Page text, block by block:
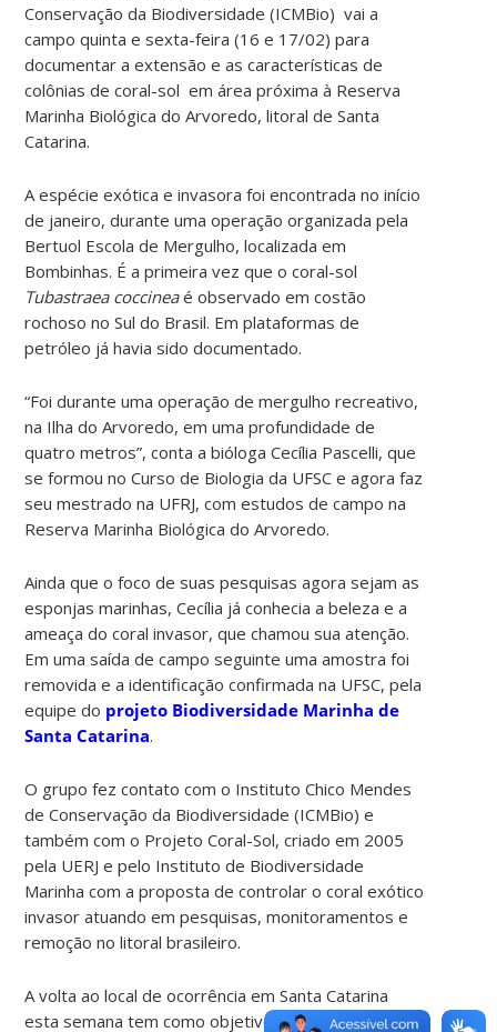
Conservação da Biodiversidade (ICMBio) vai a
campo quinta e sexta-feira (16 e 17/02) para
documentar a extensão e as características de
colônias de coral-sol em área próxima à Reserva
Marinha Biológica do Arvoredo, litoral de Santa
Catarina.
A espécie exótica e invasora foi encontrada no início
de janeiro, durante uma operação organizada pela
Bertuol Escola de Mergulho, localizada em
Bombinhas. É a primeira vez que o coral-sol
Tubastraea coccineaé observado em costão
rochoso no Sul do Brasil. Em plataformas de
petróleo já havia sido documentado.
“Foi durante uma operação de mergulho recreativo,
na Ilha do Arvoredo, em uma profundidade de
quatro metros”, conta a bióloga Cecília Pascelli, que
se formou no Curso de Biologia da UFSC e agora faz
seu mestrado na UFRJ, com estudos de campo na
Reserva Marinha Biológica do Arvoredo.
Ainda que o foco de suas pesquisas agora sejam as
esponjas marinhas, Cecília já conhecia a beleza e a
ameaça do coral invasor, que chamou sua atenção.
Em uma saída de campo seguinte uma amostra foi
removida e a identificação confirmada na UFSC, pela
equipe do projeto Biodiversidade Marinha de
Santa Catarina.
O grupo fez contato com o Instituto Chico Mendes
de Conservação da Biodiversidade (ICMBio) e
também com o Projeto Coral-Sol, criado em 2005
pela UERJ e pelo Instituto de Biodiversidade
Marinha com a proposta de controlar o coral exótico
invasor atuando em pesquisas, monitoramentos e
remoção no litoral brasileiro.
A volta ao local de ocorrência em Santa Catarina
esta semana tem como objetivo investigar a